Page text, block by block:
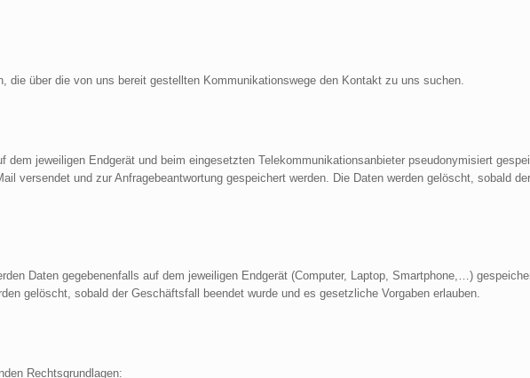
die über die von uns bereit gestellten Kommunikationswege den Kontakt zu uns suchen.
dem jeweiligen Endgerät und beim eingesetzten Telekommunikationsanbieter pseudonymisiert
versendet und zur Anfragebeantwortung gespeichert werden. Die Daten werden gelöscht, sobald
Daten gegebenenfalls auf dem jeweiligen Endgerät (Computer, Laptop, Smartphone,…)
gelöscht, sobald der Geschäftsfall beendet wurde und es gesetzliche Vorgaben erlauben.
Rechtsgrundlagen: